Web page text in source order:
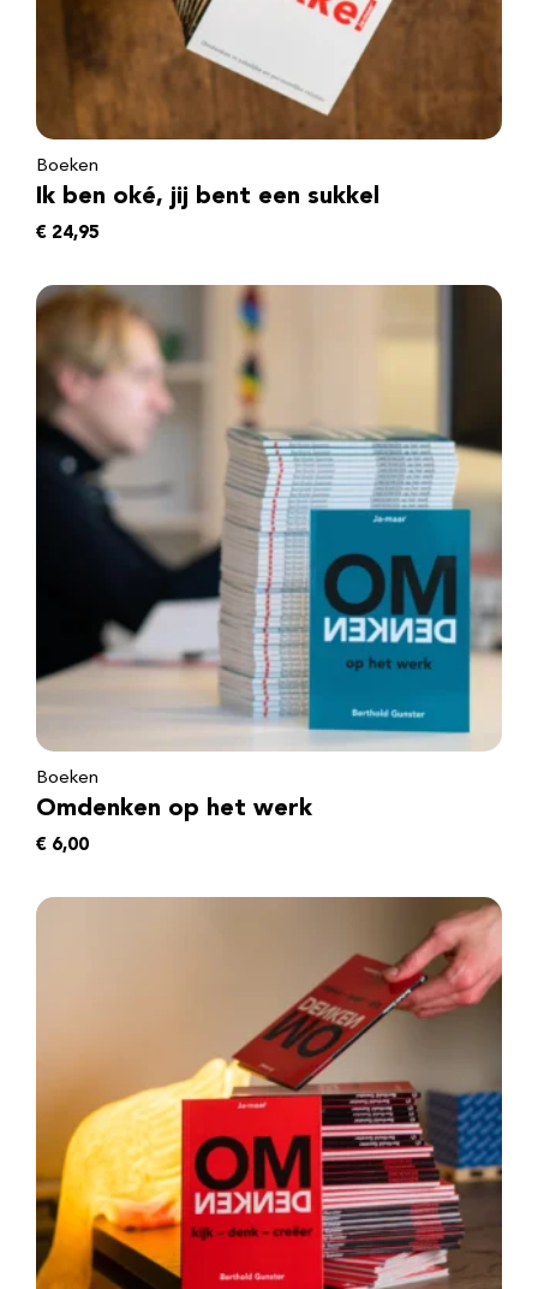
Boeken
Ik ben oké, jij bent een sukkel
€ 24,95
Boeken
Omdenken op het werk
€ 6,00